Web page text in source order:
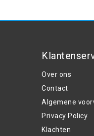
Over ons
Contact
Algemene
Privacy Policy
Klachten